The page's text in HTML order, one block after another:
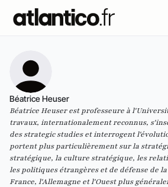
Béatrice Heuser
Béatrice Heuser est professeure à
travaux, internationalement reconnus,
des strategic studies et interrogent
portent plus particulièrement sur la
stratégique, la culture stratégique, les
les politiques étrangères et de défense de
France, l'Allemagne et l'Ouest plus